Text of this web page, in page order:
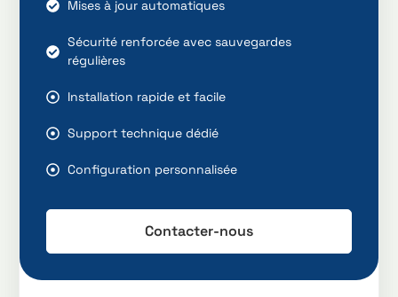
Mises à jour automatiques
Sécurité renforcée avec sauvegardes
régulières
Installation rapide et facile
Support technique dédié
Configuration personnalisée
Contacter-nous